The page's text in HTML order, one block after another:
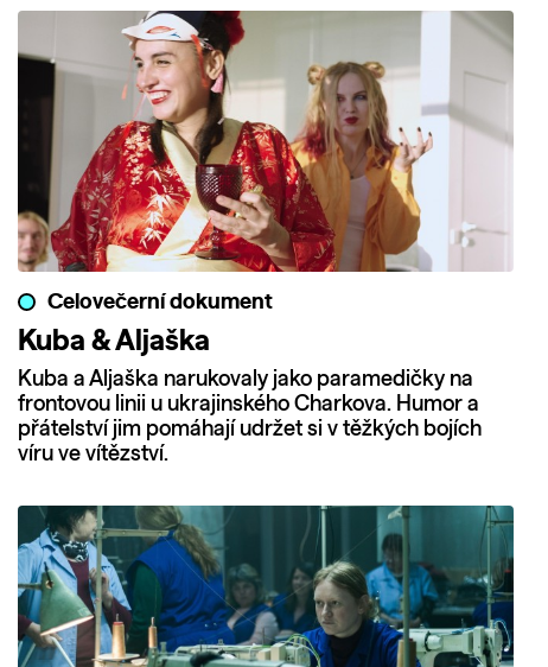
Celovečerní dokument
Kuba & Aljaška
Kuba a Aljaška narukovaly jako paramedičky na
frontovou linii u ukrajinského Charkova. Humor a
přátelství jim pomáhají udržet si v těžkých bojích
víru ve vítězství.